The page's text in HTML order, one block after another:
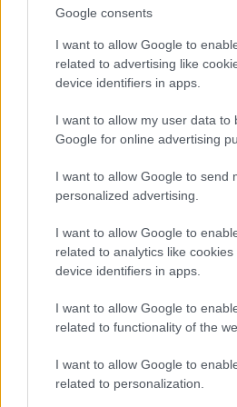
Google consents
I want to allow Google to
related to advertising like
device identifiers in apps.
I want to allow my user data to
Google for online advertising
I want to allow Google to send
personalized advertising.
I want to allow Google to
related to analytics like
device identifiers in apps.
I want to allow Google to
related to functionality of the
I want to allow Google to
related to personalization.
ΑΣΕΠ: Πιστοποίηση
μόνο 2 ημέρες στα
ΑΣΕΠ: Εξ
Πιστοποίηση
μέρες
Μάθε πρώτος όλες
ειδήσεις.
Βάλε το proson.gr